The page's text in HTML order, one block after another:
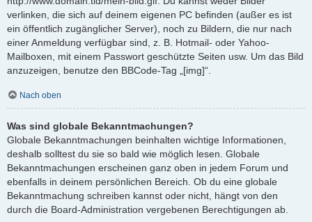
verlinken, die sich auf deinem eigenen PC befinden (außer es ist
ein öffentlich zugänglicher Server), noch zu Bildern, die nur nach
einer Anmeldung verfügbar sind, z. B. Hotmail- oder Yahoo-
Mailboxen, mit einem Passwort geschützte Seiten usw. Um das Bild
anzuzeigen, benutze den BBCode-Tag „[img]“.
Nach oben
Was sind globale Bekanntmachungen?
Globale Bekanntmachungen beinhalten wichtige Informationen,
deshalb solltest du sie so bald wie möglich lesen. Globale
Bekanntmachungen erscheinen ganz oben in jedem Forum und
ebenfalls in deinem persönlichen Bereich. Ob du eine globale
Bekanntmachung schreiben kannst oder nicht, hängt von den
durch die Board-Administration vergebenen Berechtigungen ab.